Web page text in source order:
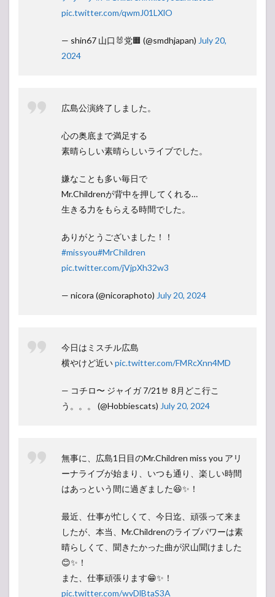
pic.twitter.com/qwmJ01LXlO
— shin67 山口🐰党🟧 (@smdhjapan) July 20,
2024
広島公演終了しました。
心の奥底まで満足する
素晴らしい素晴らしいライブでした。
嫌なことも多い毎日で
Mr.Childrenが背中を押してくれる…
生きる力をもらえる時間でした。
ありがとうございました！！
#missyou#MrChildren
pic.twitter.com/jVjpXh32w3
— nicora (@nicoraphoto) July 20, 2024
今日はミスチル広島
横やけど近いpic.twitter.com/FMRcXnn4MD
— コチロ〜 ジャイガ 7/21🤘 8月どこ行こ
う。。。 (@Hobbiescats) July 20, 2024
無事に、広島1日目のMr.Children miss you アリ
ーナライブが始まり、いつも通り、楽しい時間
はあっという間に過ぎました😆✨！
最近、仕事が忙しくて、今日迄、頑張って来ま
したが、本当、Mr.Childrenのライブパワーは素
晴らしくて、聞きたかった曲が沢山聞けました
😊✨！
また、仕事頑張ります😁✨！
pic.twitter.com/wvDlBtaS3A